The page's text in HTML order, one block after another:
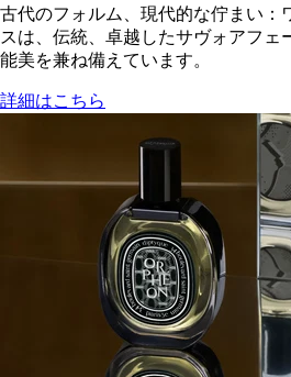
古代のフォルム、現代的な佇まい：
スは、伝統、卓越したサヴォアフェ
能美を兼ね備えています。
詳細はこちら